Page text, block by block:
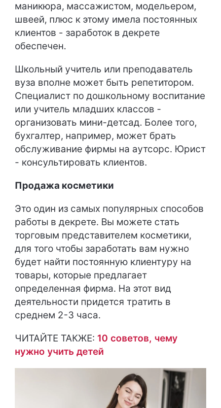
маникюра, массажистом, модельером,
швеей, плюс к этому имела постоянных
клиентов - заработок в декрете
обеспечен.
Школьный учитель или преподаватель
вуза вполне может быть репетитором.
Специалист по дошкольному воспитание
или учитель младших классов -
организовать мини-детсад. Более того,
бухгалтер, например, может брать
обслуживание фирмы на аутсорс. Юрист
- консультировать клиентов.
Продажа косметики
Это один из самых популярных способов
работы в декрете. Вы можете стать
торговым представителем косметики,
для того чтобы заработать вам нужно
будет найти постоянную клиентуру на
товары, которые предлагает
определенная фирма. На этот вид
деятельности придется тратить в
среднем 2-3 часа.
ЧИТАЙТЕ ТАКЖЕ: 10 советов, чему
нужно учить детей